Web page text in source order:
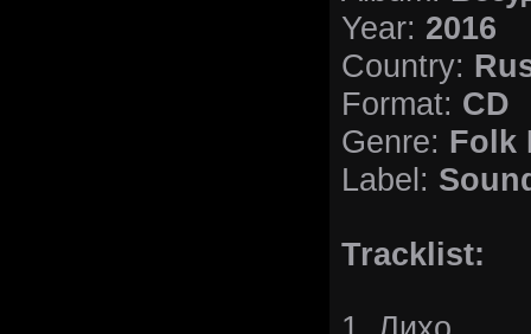
Year: 2016
Country:
Format: CD
Genre: Folk
Label:
Tracklist: